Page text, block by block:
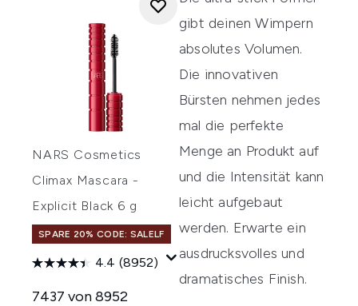
NARS Cosmetics
Climax Mascara -
Explicit Black 6 g
SPARE 20% CODE: SALELF
4.4 (8952)
7437 von 8952
gibt deinen Wimpern
absolutes Volumen.
Die innovativen
Bürsten nehmen jedes
mal die perfekte
Menge an Produkt auf
und die Intensität kann
leicht aufgebaut
werden. Erwarte ein
ausdrucksvolles und
dramatisches Finish.